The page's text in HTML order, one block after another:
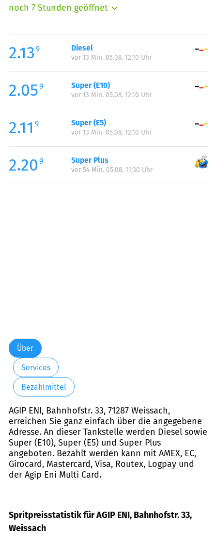
noch 7 Stunden geöffnet
Mittwoch:
06:00-22:00
Donnerstag:
Samstag:
07:00-22:00
Sonntag:
2.13 9 Diesel
vor 13 Min. 05.08. 12:10 Uhr
2.059 Super (E10)
vor 13 Min. 05.08. 12:10 Uhr
2.11 9 Super (E5)
vor 13 Min. 05.08. 12:10 Uhr
2.20 9 Super Plus
vor 54 Min. 05.08. 11:30 Uhr
Über
Services
Bezahlmittel
AGIP ENI, Bahnhofstr. 33, 71287 Weissach,
erreichen Sie ganz einfach über die angegebene
Adresse. An dieser Tankstelle werden Diesel sowie
Super (E10), Super (E5) und Super Plus
angeboten. Bezahlt werden kann mit AMEX, EC,
Girocard, Mastercard, Visa, Routex, Logpay und
der Agip Eni Multi Card.
Spritpreisstatistik für AGIP ENI, Bahnhofstr. 33,
Weissach